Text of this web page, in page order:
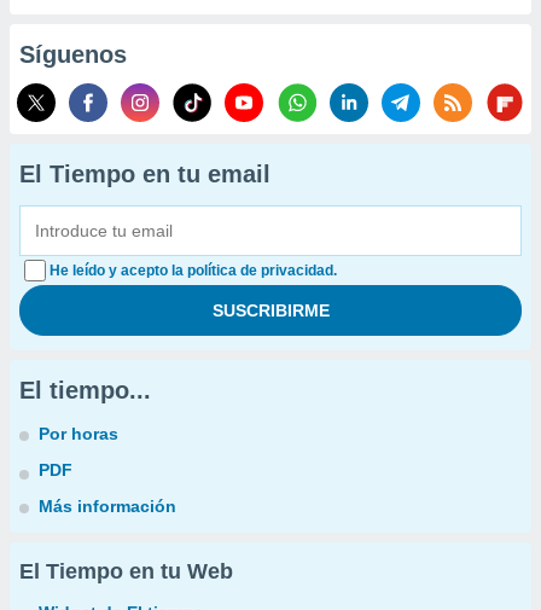
Síguenos
El Tiempo en tu email
He leído y acepto la política de privacidad.
El tiempo...
Por horas
PDF
Más información
El Tiempo en tu Web